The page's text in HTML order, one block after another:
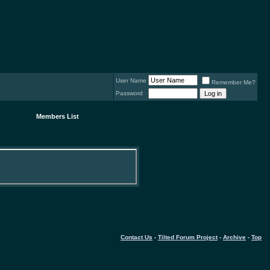
User Name
Remember Me?
Password
Members List
Contact Us - Tilted Forum Project- Archive - Top